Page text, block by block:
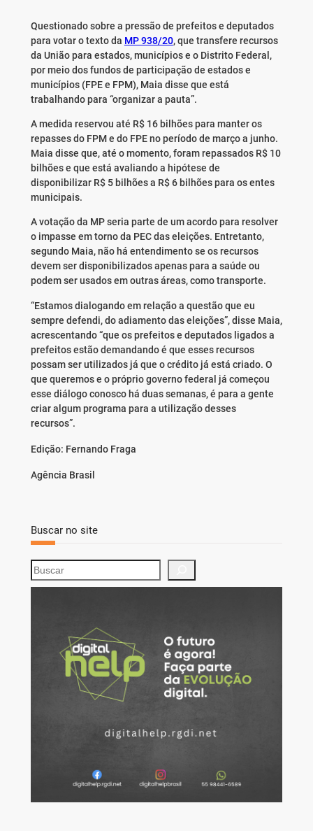
Questionado sobre a pressão de prefeitos e deputados
para votar o texto da MP 938/20, que transfere recursos
da União para estados, municípios e o Distrito Federal,
por meio dos fundos de participação de estados e
municípios (FPE e FPM), Maia disse que está
trabalhando para “organizar a pauta”.
A medida reservou até R$ 16 bilhões para manter os
repasses do FPM e do FPE no período de março a junho.
Maia disse que, até o momento, foram repassados R$ 10
bilhões e que está avaliando a hipótese de
disponibilizar R$ 5 bilhões a R$ 6 bilhões para os entes
municipais.
A votação da MP seria parte de um acordo para resolver
o impasse em torno da PEC das eleições. Entretanto,
segundo Maia, não há entendimento se os recursos
devem ser disponibilizados apenas para a saúde ou
podem ser usados em outras áreas, como transporte.
“Estamos dialogando em relação a questão que eu
sempre defendi, do adiamento das eleições”, disse Maia,
acrescentando “que os prefeitos e deputados ligados a
prefeitos estão demandando é que esses recursos
possam ser utilizados já que o crédito já está criado. O
que queremos e o próprio governo federal já começou
esse diálogo conosco há duas semanas, é para a gente
criar algum programa para a utilização desses
recursos”.
Edição: Fernando Fraga
Agência Brasil
Buscar no site
S
e